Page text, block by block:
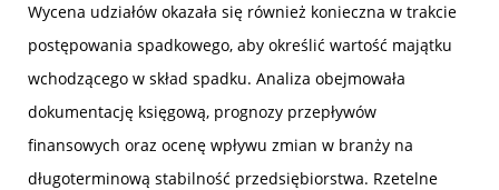
Wycena udziałów okazała się również konieczna w trakcie
postępowania spadkowego, aby określić wartość majątku
wchodzącego w skład spadku. Analiza obejmowała
dokumentację księgową, prognozy przepływów
finansowych oraz ocenę wpływu zmian w branży na
długoterminową stabilność przedsiębiorstwa. Rzetelne